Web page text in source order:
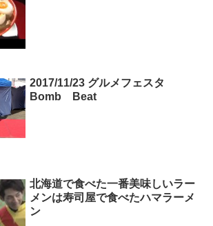
2017/11/23 グルメフェスタ
Bomb Beat
北海道で食べた一番美味しいラー
メンは寿司屋で食べたハマラーメ
ン